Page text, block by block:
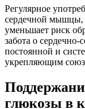
Регулярное
сердечной мышцы,
уменьшает риск
забота о
постоянной и
укрепляющим
глюкозы в